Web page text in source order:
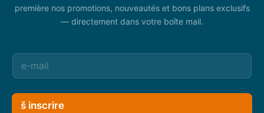
première nos promotions, nouveautés et bons plans exclusifs
— directement dans votre boîte mail.
š inscrire